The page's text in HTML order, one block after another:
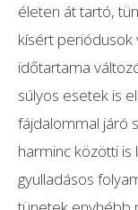
életen át tartó,
kísért periódusok
időtartama
súlyos esetek is
fájdalommal járó
harminc közötti is
gyulladásos